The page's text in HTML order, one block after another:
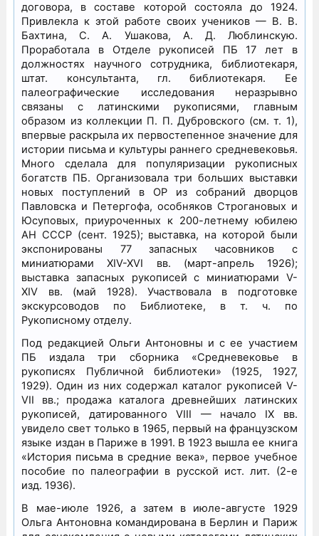
договора, в составе которой состояла до 1924.
Привлекла к этой работе своих учеников — В. В.
Бахтина, С. А. Ушакова, А. Д. Люблинскую.
Проработала в Отделе рукописей ПБ 17 лет в
должностях научного сотрудника, библиотекаря,
штат. консультанта, гл. библиотекаря. Ее
палеографические исследования неразрывно
связаны с латинскими рукописями, главным
образом из коллекции П. П. Дубровского (см. т. 1),
впервые раскрыла их первостепенное значение для
истории письма и культуры раннего средневековья.
Много сделала для популяризации рукописных
богатств ПБ. Организовала три больших выставки
новых поступлений в ОР из собраний дворцов
Павловска и Петергофа, особняков Строгановых и
Юсуповых, приуроченных к 200-летнему юбилею
АН СССР (сент. 1925); выставка, на которой были
экспонированы 77 запасных часовников с
миниатюрами XIV-XVI вв. (март-апрель 1926);
выставка запасных рукописей с миниатюрами V-
XIV вв. (май 1928). Участвовала в подготовке
экскурсоводов по Библиотеке, в т. ч. по
Рукописному отделу.
Под редакцией Ольги Антоновны и с ее участием
ПБ издала три сборника «Средневековье в
рукописях Публичной библиотеки» (1925, 1927,
1929). Один из них содержал каталог рукописей V-
VII вв.; продажа каталога древнейших латинских
рукописей, датированного VIII — начало IX вв.
увидело свет только в 1965, первый на французском
языке издан в Париже в 1991. В 1923 вышла ее книга
«История письма в средние века», первое учебное
пособие по палеографии в русской ист. лит. (2-е
изд. 1936).
В мае-июле 1926, а затем в июле-августе 1929
Ольга Антоновна командирована в Берлин и Париж